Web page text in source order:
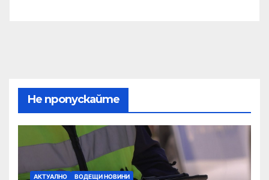
Не пропускайте
АКТУАЛНО ВОДЕЩИ НОВИНИ